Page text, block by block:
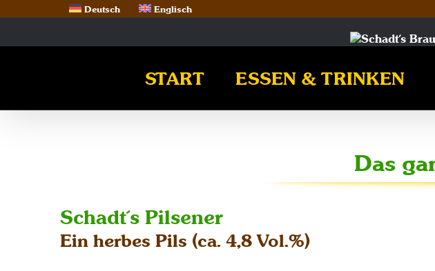
Inhalt
Deutsch Englisch
START ESSEN & TRINKEN
Das
Schadt´s Pilsener
Ein herbes Pils (ca. 4,8 Vol.%)